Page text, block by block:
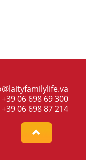
+39 06 698 69 300
+39 06 698 87 214